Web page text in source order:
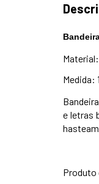
Medida:
e letras
Produto